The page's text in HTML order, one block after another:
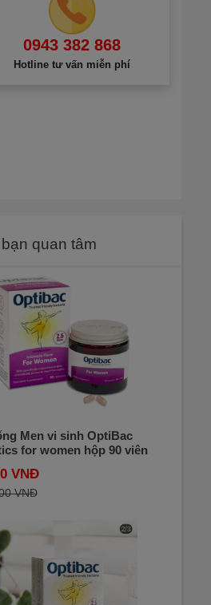
0943 382 868
Hotline tư vấn miễn phí
quan tâm
Men vi sinh OptiBac
for women hộp 90 viên
VNĐ
VNĐ